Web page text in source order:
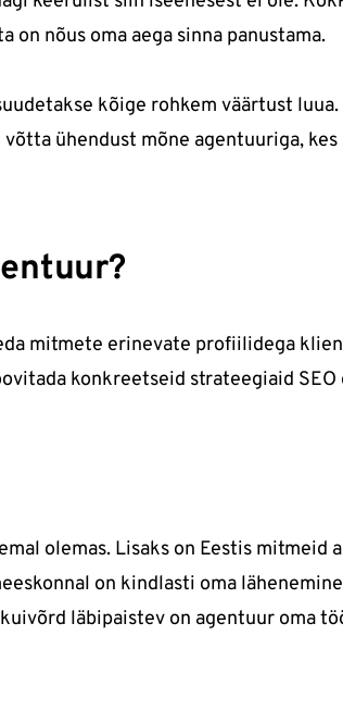
nõus oma aega sinna panustama.
kõige rohkem väärtust
ühendust mõne agentuuriga, kes
mitmete erinevate profiilidega
konkreetseid strateegiaid
olemas. Lisaks on Eestis mitmeid
on kindlasti oma
läbipaistev on agentuur oma